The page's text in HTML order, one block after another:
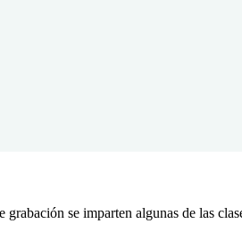
grabación se imparten algunas de las